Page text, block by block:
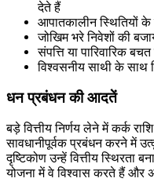
देते हैं
आपातकालीन स्थितियों
जोखिम भरे निवेशों की
संपत्ति या पारिवारिक
विश्वसनीय साथी के
धन प्रबंधन की आदतें
बड़े वित्तीय निर्णय लेने में कर्क
सावधानीपूर्वक प्रबंधन करने में
दृष्टिकोण उन्हें वित्तीय स्थिरता
योजना में वे विश्वास करते हैं